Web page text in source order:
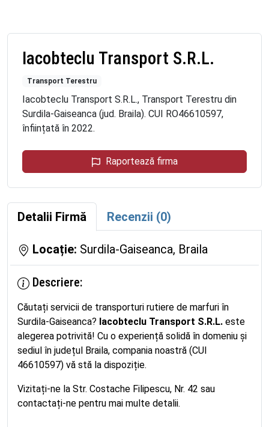
Iacobteclu Transport S.R.L.
Transport Terestru
Iacobteclu Transport S.R.L., Transport Terestru din
Surdila-Gaiseanca (jud. Braila). CUI RO46610597,
înființată în 2022.
Raportează firma
Detalii Firmă Recenzii (0)
Locație: Surdila-Gaiseanca, Braila
Descriere:
Căutați servicii de transporturi rutiere de marfuri în
Surdila-Gaiseanca? Iacobteclu Transport S.R.L. este
alegerea potrivită! Cu o experiență solidă în domeniu și
sediul în județul Braila, compania noastră (CUI
46610597) vă stă la dispoziție.
Vizitați-ne la Str. Costache Filipescu, Nr. 42 sau
contactați-ne pentru mai multe detalii.